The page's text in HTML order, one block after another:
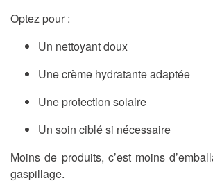
Optez pour :
Un nettoyant doux
Une crème hydratante adaptée
Une protection solaire
Un soin ciblé si nécessaire
Moins de produits, c’est moins
gaspillage.